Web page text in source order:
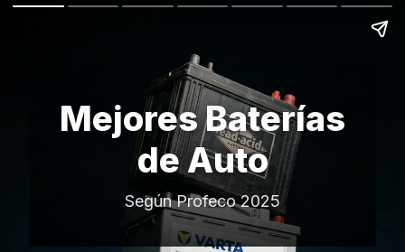
Mejores Baterías
de Auto
Según Profeco 2025